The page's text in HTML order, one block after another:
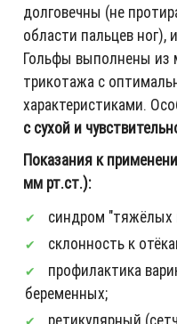
долговечны (не
области пальцев ног),
Гольфы выполнены из
трикотажа с
характеристиками.
с сухой и
Показания к
мм рт.ст.):
синдром "тяжёлых
склонность к
профилактика
беременных;
ретикулярный